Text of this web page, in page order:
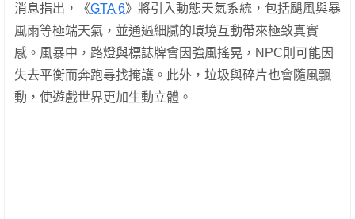
消息指出，《GTA 6》將引入動態天氣系統，包括颶風與暴
風雨等極端天氣，並通過細膩的環境互動帶來極致真實
感。風暴中，路燈與標誌牌會因強風搖晃，NPC則可能因
失去平衡而奔跑尋找掩護。此外，垃圾與碎片也會隨風飄
動，使遊戲世界更加生動立體。